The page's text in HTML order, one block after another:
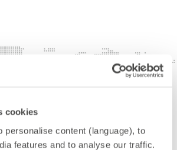
cookies
personalise content (language), to
features and to analyse our traffic.